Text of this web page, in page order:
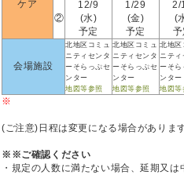
ケア
②
12/9
(水)
予定
1/29
(金)
予定
2/
(
予
会場施設
北地区コミュ
ニティセンタ
ーそらっぷセ
ンター
地図等参照
北地区コミュ
ニティセンタ
ーそらっぷセ
ンター
地図等参照
北地区
ニティ
ーそら
ンター
地図等
※
(ご注意)日程は変更になる場合があります
※※ご確認ください
・規定の人数に満たない場合、延期又は